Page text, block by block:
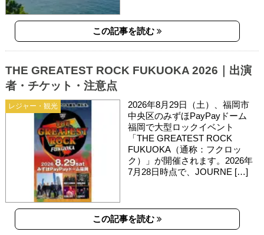
この記事を読む
レジャー・観光
THE GREATEST ROCK FUKUOKA 2026｜出演
者・チケット・注意点
2026年8月29日（土）、福岡市
中央区のみずほPayPayドーム
福岡で大型ロックイベント
「THE GREATEST ROCK
FUKUOKA（通称：フクロッ
ク）」が開催されます。2026年
7月28日時点で、JOURNE […]
この記事を読む